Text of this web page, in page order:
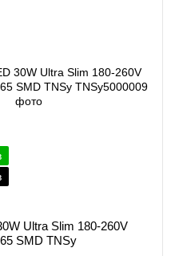
Ultra Slim 180-260V
SMD TNSy